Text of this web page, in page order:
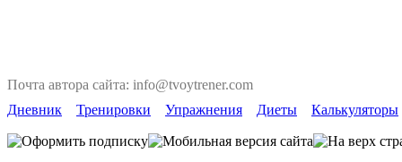
Почта автора сайта: info@tvoytrener.com
Дневник
Тренировки Упражнения Диеты Калькуляторы